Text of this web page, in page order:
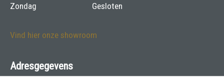
Zondag
Gesloten
Vind hier onze showroom
Adresgegevens